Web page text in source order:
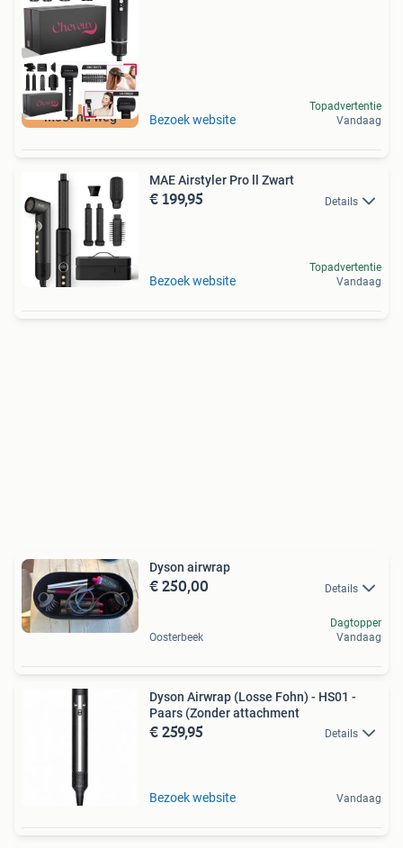
Moet nu weg Bezoek website
Topadvertentie
Vandaag
MAE Airstyler Pro ll Zwart
€ 199,95 Details
Bezoek website
Topadvertentie
Vandaag
Dyson airwrap
€ 250,00 Details
Oosterbeek
Dagtopper
Vandaag
Dyson Airwrap (Losse Fohn) - HS01 -
Paars (Zonder attachment
€ 259,95 Details
Bezoek website Vandaag